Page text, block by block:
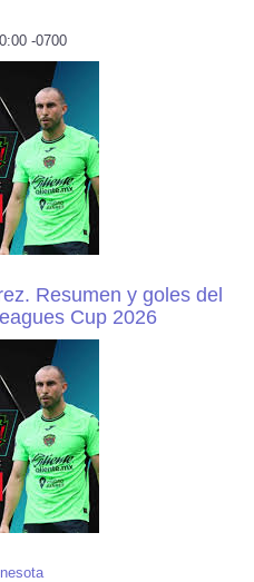
-0700
Resumen y goles del
Cup 2026